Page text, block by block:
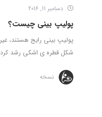
دسامبر 11, 2016
پولیپ بینی چیست؟
پولیپ بینی رایج هستند،
شکل قطره ی اشکی رشد کرده
نسخه